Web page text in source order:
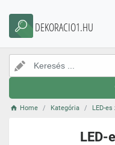
DEKORACIO1.HU
Home Kategória LED-
LED-